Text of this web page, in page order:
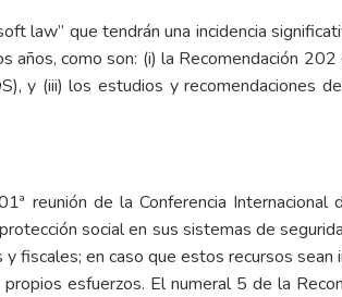
law” que tendrán una incidencia
años, como son: (i) la Recomendación
y (iii) los estudios y recomendaciones
reunión de la Conferencia
social en sus sistemas de
fiscales; en caso que estos recursos
esfuerzos. El numeral 5 de la